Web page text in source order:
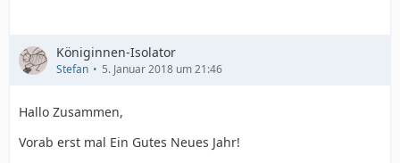
Königinnen-Isolator
Stefan 5. Januar 2018 um 21:46
Hallo Zusammen,
Vorab erst mal Ein Gutes Neues Jahr!